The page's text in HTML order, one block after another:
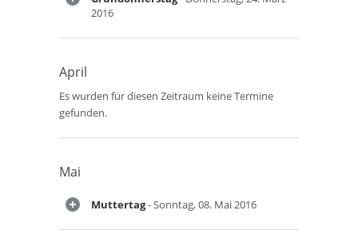
2016
April
Es wurden für diesen Zeitraum keine Termine
gefunden.
Mai
Muttertag- Sonntag, 08. Mai 2016